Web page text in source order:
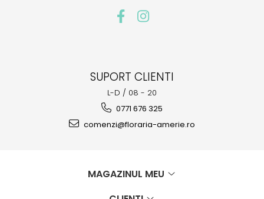
SUPORT CLIENTI
L-D / 08 - 20
0771 676 325
comenzi@floraria-amerie.ro
MAGAZINUL MEU